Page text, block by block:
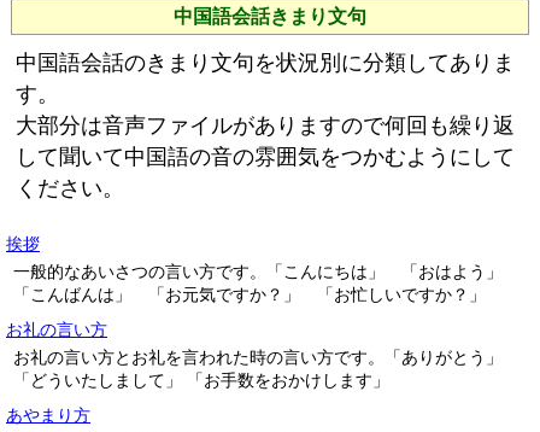
中国語会話きまり文句
中国語会話のきまり文句を状況別に分類してありま
す。
大部分は音声ファイルがありますので何回も繰り返
して聞いて中国語の音の雰囲気をつかむようにして
ください。
挨拶
一般的なあいさつの言い方です。「こんにちは」 「おはよう」
「こんばんは」 「お元気ですか？」 「お忙しいですか？」
お礼の言い方
お礼の言い方とお礼を言われた時の言い方です。「ありがとう」
「どういたしまして」 「お手数をおかけします」
あやまり方